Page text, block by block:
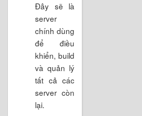
Đây sẽ là
server
chính dùng
để điều
khiển, build
và quản lý
tất cả các
server còn
lại.